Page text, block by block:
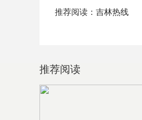
推荐阅读： 吉林热线
推荐阅读